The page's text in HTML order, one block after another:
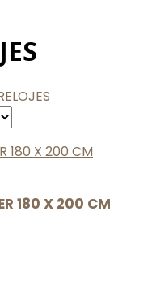
180 X 200 CM